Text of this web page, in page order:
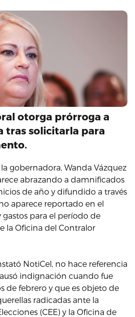
otorga prórroga a
tras solicitarla para
gobernadora, Wanda Vázquez
abrazando a damnificados
de año y difundido a través
aparece reportado en el
para el período de
la Oficina del Contralor
NotiCel, no hace referencia
indignación cuando fue
de febrero y que es objeto de
radicadas ante la
(CEE) y la Oficina de